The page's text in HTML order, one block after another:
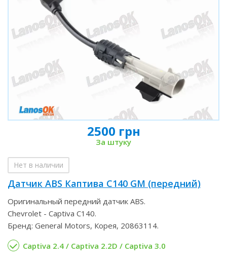
2500 грн
За штуку
Нет в наличии
Датчик ABS Каптива С140 GM (передний)
Оригинальный передний датчик ABS.
Chevrolet - Captiva C140.
Бренд: General Motors, Корея, 20863114.
Captiva 2.4 / Captiva 2.2D / Captiva 3.0